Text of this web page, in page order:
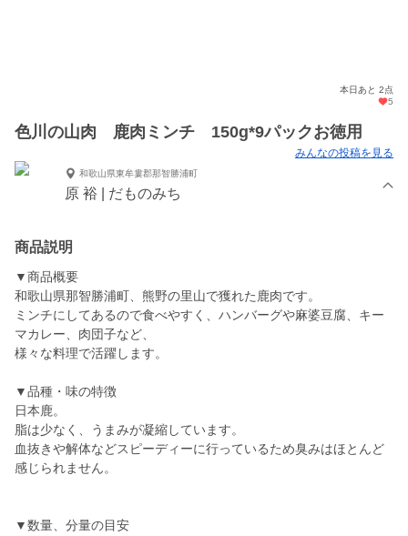
本日あと 2点
5
色川の山肉 鹿肉ミンチ 150g*9パックお徳用
みんなの投稿を見る
和歌山県東牟婁郡那智勝浦町
原 裕 | だものみち
商品説明
▼商品概要
和歌山県那智勝浦町、熊野の里山で獲れた鹿肉です。
ミンチにしてあるので食べやすく、ハンバーグや麻婆豆腐、キー
マカレー、肉団子など、
様々な料理で活躍します。
▼品種・味の特徴
日本鹿。
脂は少なく、うまみが凝縮しています。
血抜きや解体などスピーディーに行っているため臭みはほとんど
感じられません。
▼数量、分量の目安